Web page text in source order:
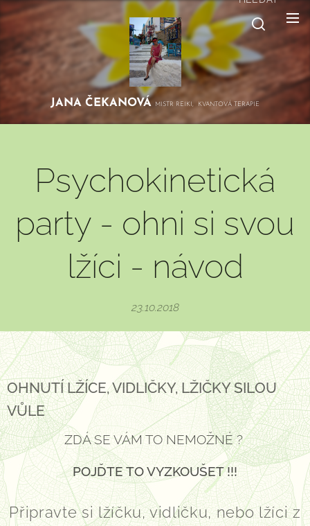
JANA ČEKANOVÁ MISTR REIKI, KVANTOVÁ TERAPIE
Psychokinetická
party - ohni si svou
lžíci - návod
23.10.2018
OHNUTÍ LŽÍCE, VIDLIČKY, LŽIČKY SILOU
VŮLE
ZDÁ SE VÁM TO NEMOŽNÉ ?
POJĎTE TO VYZKOUŠET !!!
Připravte si lžíčku, vidličku, nebo lžíci z